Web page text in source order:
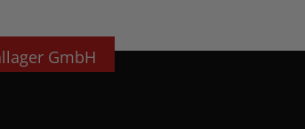
GmbH